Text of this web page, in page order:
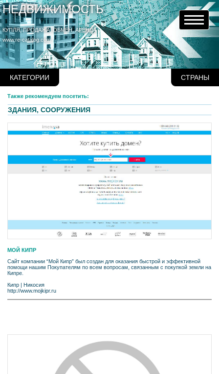
НЕДВИЖИМОСТЬ
КУПЛЯ, ПРОДАЖА, ОБМЕН, АРЕНДА
www.re-catalog.com
КАТЕГОРИИ СТРАНЫ
Также рекомендуем посетить:
ЗДАНИЯ, СООРУЖЕНИЯ
МОЙ КИПР
Сайт компании “Мой Кипр” был создан для оказания быстрой и эффективной
помощи нашим Покупателям по всем вопросам, связанным с покупкой земли на
Кипре.
Кипр
Никосия
http://www.mojkipr.ru